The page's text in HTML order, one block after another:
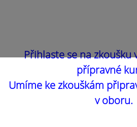
Přihlaste se na zkoušku
přípravné
Umíme ke zkouškám
v oboru.